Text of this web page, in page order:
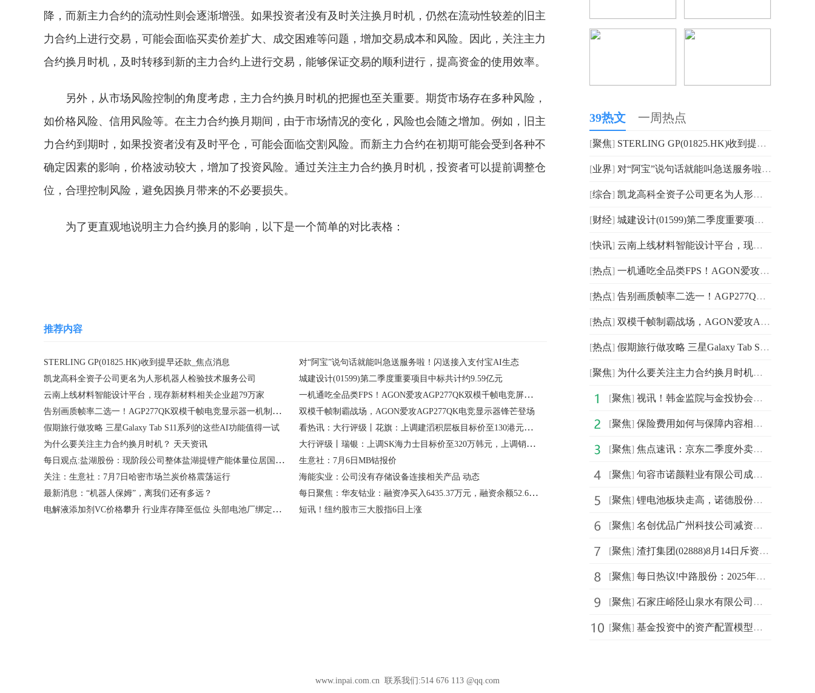
降，而新主力合约的流动性则会逐渐增强。如果投资者没有及时关注换月时机，仍然在流动性较差的旧主
力合约上进行交易，可能会面临买卖价差扩大、成交困难等问题，增加交易成本和风险。因此，关注主力
合约换月时机，及时转移到新的主力合约上进行交易，能够保证交易的顺利进行，提高资金的使用效率。
另外，从市场风险控制的角度考虑，主力合约换月时机的把握也至关重要。期货市场存在多种风险，
如价格风险、信用风险等。在主力合约换月期间，由于市场情况的变化，风险也会随之增加。例如，旧主
力合约到期时，如果投资者没有及时平仓，可能会面临交割风险。而新主力合约在初期可能会受到各种不
确定因素的影响，价格波动较大，增加了投资风险。通过关注主力合约换月时机，投资者可以提前调整仓
位，合理控制风险，避免因换月带来的不必要损失。
为了更直观地说明主力合约换月的影响，以下是一个简单的对比表格：
推荐内容
STERLING GP(01825.HK)收到提早还款_焦点消息
对“阿宝”说句话就能叫急送服务啦！闪送接入支付宝AI生态
凯龙高科全资子公司更名为人形机器人检验技术服务公司
城建设计(01599)第二季度重要项目中标共计约9.59亿元
云南上线材料智能设计平台，现存新材料相关企业超79万家
一机通吃全品类FPS！AGON爱攻AGP277QK双模千帧电竞屏深度导购
告别画质帧率二选一！AGP277QK双模千帧电竞显示器一机制霸全域FPS游戏战场
双模千帧制霸战场，AGON爱攻AGP277QK电竞显示器锋芒登场
假期旅行做攻略 三星Galaxy Tab S11系列的这些AI功能值得一试
看热讯：大行评级丨花旗：上调建滔积层板目标价至130港元，产品加价幅度超预期
为什么要关注主力合约换月时机？ 天天资讯
大行评级丨瑞银：上调SK海力士目标价至320万韩元，上调销售均价及经营溢利预测
每日观点:盐湖股份：现阶段公司整体盐湖提锂产能体量位居国内行业前列
生意社：7月6日MB钴报价
关注：生意社：7月7日哈密市场兰炭价格震荡运行
海能实业：公司没有存储设备连接相关产品 动态
最新消息：“机器人保姆”，离我们还有多远？
每日聚焦：华友钴业：融资净买入6435.37万元，融资余额52.61亿元
电解液添加剂VC价格攀升 行业库存降至低位 头部电池厂绑定产能 短讯
短讯！纽约股市三大股指6日上涨
39热文 一周热点
[聚焦] STERLING GP(01825.HK)收到提早还款_焦点消息
[业界] 对“阿宝”说句话就能叫急送服务啦！闪送接入支付宝AI生态
[综合] 凯龙高科全资子公司更名为人形机器人检验技术服务公司
[财经] 城建设计(01599)第二季度重要项目中标共计约9.59亿元
[快讯] 云南上线材料智能设计平台，现存新材料相关企业超79万家
[热点] 一机通吃全品类FPS！AGON爱攻AGP277QK双模千帧电竞屏深度导购
[热点] 告别画质帧率二选一！AGP277QK双模千帧电竞显示器一机制霸全域FPS游戏战场
[热点] 双模千帧制霸战场，AGON爱攻AGP277QK电竞显示器锋芒登场
[热点] 假期旅行做攻略 三星Galaxy Tab S11系列的这些AI功能值得一试
[聚焦] 为什么要关注主力合约换月时机？ 天天资讯
[聚焦] 视讯！韩金监院与金投协会称将为韩股市保驾护航
[聚焦] 保险费用如何与保障内容相匹配？
[聚焦] 焦点速讯：京东二季度外卖等新业务收入同比增超一倍
[聚焦] 句容市诺颜鞋业有限公司成立 注册资本200万人民币
[聚焦] 锂电池板块走高，诺德股份涨停 焦点精选
[聚焦] 名创优品广州科技公司减资至3.1亿_当前信息
[聚焦] 渣打集团(02888)8月14日斥资734.64万英镑回购52.27万股_焦点热讯
[聚焦] 每日热议!中路股份：2025年半年度净利润约-831万元
[聚焦] 石家庄峪陉山泉水有限公司成立 注册资本68万人民币
[聚焦] 基金投资中的资产配置模型有哪些应用？_今日看点
www.inpai.com.cn 联系我们:514 676 113 @qq.com